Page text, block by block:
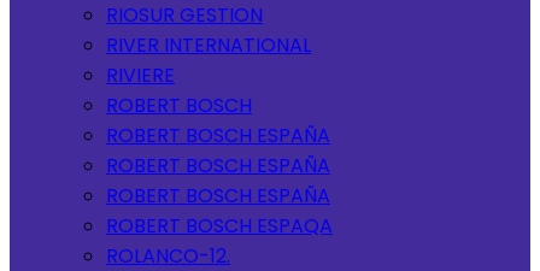
RIOSUR GESTION
RIVER INTERNATIONAL
RIVIERE
ROBERT BOSCH
ROBERT BOSCH ESPAÑA
ROBERT BOSCH ESPAÑA
ROBERT BOSCH ESPAÑA
ROBERT BOSCH ESPAQA
ROLANCO-12.